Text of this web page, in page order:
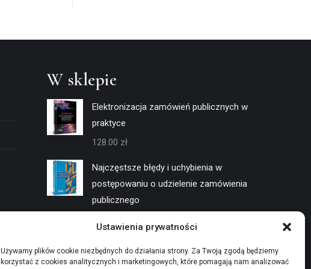
Ustawienia prywatności
Używamy plików cookie niezbędnych do działania strony. Za Twoją zgodą będziemy
korzystać z cookies analitycznych i marketingowych, które pomagają nam analizować
W sklepie
Elektronizacja zamówień publicznych w
praktyce
128.00 zł
Najczęstsze błędy i uchybienia w
postępowaniu o udzielenie zamówienia
publicznego
128.00 zł